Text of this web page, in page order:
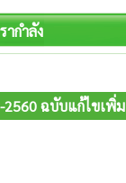
กำลัง
ฉบับแก้ไขเพิ่